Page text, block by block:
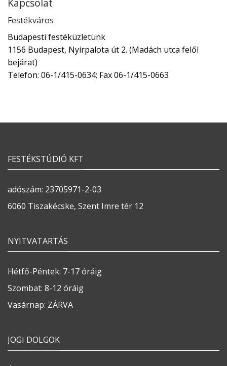
Kapcsolat
Festékváros
Budapesti festéküzletünk
1156 Budapest, Nyírpalota út 2. (Madách utca felől
bejárat)
Telefon: 06-1/415-0634; Fax 06-1/415-0663
FESTÉKSTÚDIÓ KFT
adószám: 23705971-2-03
6060 Tiszakécske, Szent Imre tér 12
NYITVATARTÁS
Hétfő-Péntek: 7-17 óráig
Szombat: 8-12 óráig
Vasárnap: ZÁRVA
JOGI DOLGOK